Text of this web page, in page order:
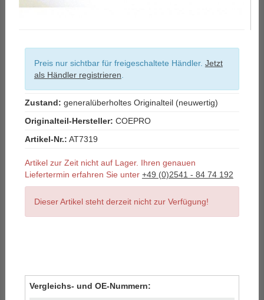
Preis nur sichtbar für freigeschaltete Händler. Jetzt
als Händler registrieren
Zustand: generalüberholtes Originalteil (neuwertig)
Originalteil-Hersteller: COEPRO
Artikel-Nr.: AT7319
Artikel zur Zeit nicht auf Lager. Ihren genauen
Liefertermin erfahren Sie unter +49 (0)2541 - 84 74 192
Dieser Artikel steht derzeit nicht zur Verfügung!
Vergleichs- und OE-Nummern: